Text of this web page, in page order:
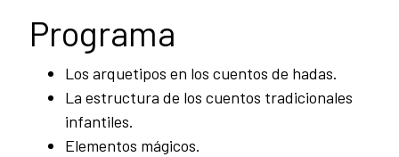
Programa
Los arquetipos en los cuentos de hadas.
La estructura de los cuentos tradicionales
infantiles.
Elementos mágicos.